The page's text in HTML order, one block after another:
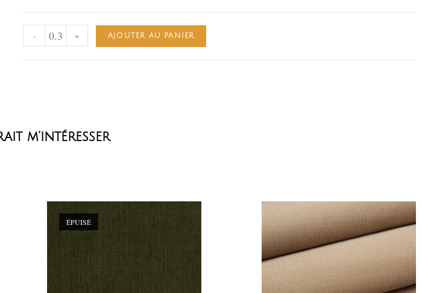
- + AJOUTER AU PANIER
m’intéresser
ÉPUISÉ